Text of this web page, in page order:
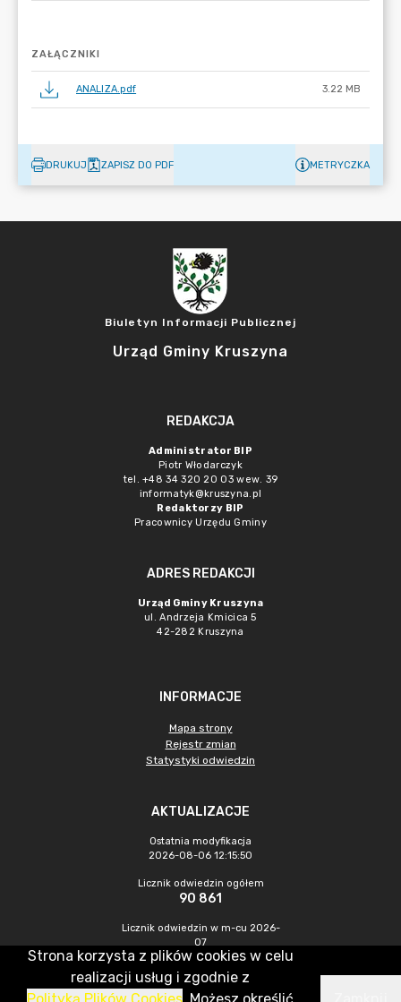
ZAŁĄCZNIKI
ANALIZA.pdf 3.22 MB
DRUKUJ ZAPISZ DO PDF METRYCZKA
Biuletyn Informacji Publicznej
Urząd Gminy Kruszyna
REDAKCJA
Administrator BIP
Piotr Włodarczyk
tel. +48 34 320 20 03 wew. 39
informatyk@kruszyna.pl
Redaktorzy BIP
Pracownicy Urzędu Gminy
ADRES REDAKCJI
Urząd Gminy Kruszyna
ul. Andrzeja Kmicica 5
42-282 Kruszyna
INFORMACJE
Mapa strony
Rejestr zmian
Statystyki odwiedzin
AKTUALIZACJE
Ostatnia modyfikacja
2026-08-06 12:15:50
Licznik odwiedzin ogółem
90 861
Licznik odwiedzin w m-cu 2026-
07
348
CMS & Hosting: Nefeni Sp. z o.o.
Strona korzysta z plików cookies w celu
realizacji usług i zgodnie z